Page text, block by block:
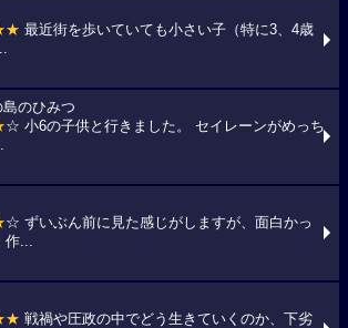
最近街を歩いていても小さい子（特に3、4歳
のひみつ
☆ 小6の子供と行きました。 セイレーンがめっち
☆ ずいぶん前に見た感じがしますが、面白かっ
...
戦禍や圧政の中でどう生きていくのか、下劣